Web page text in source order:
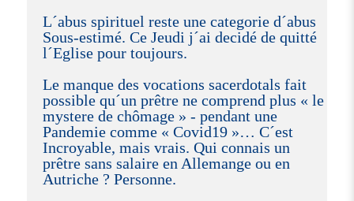
L´abus spirituel reste une categorie d´abus
Sous-estimé. Ce Jeudi j´ai decidé de quitté
l´Eglise pour toujours.
Le manque des vocations sacerdotals fait
possible qu´un prêtre ne comprend plus « le
mystere de chômage » - pendant une
Pandemie comme « Covid19 »… C´est
Incroyable, mais vrais. Qui connais un
prêtre sans salaire en Allemange ou en
Autriche ? Personne.